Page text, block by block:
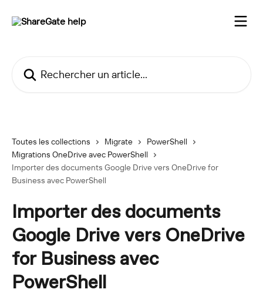
Toutes les collections Migrate
PowerShell
Migrations OneDrive avec PowerShell
Importer des documents Google Drive vers OneDrive for
Business avec PowerShell
Importer des documents
Google Drive vers OneDrive
for Business avec
PowerShell